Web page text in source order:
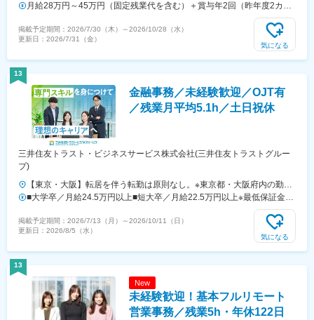
間中はオフィス出社となります【本社】東京都渋谷区神宮前6-18-5鷹羽
ビル7階◆最寄り駅：JR渋谷駅／徒歩約5分◆最寄り駅：東京メトロ千
代田線・明治神宮前／徒歩約9分◆最寄り駅：JR原宿駅／徒歩約13分
月給28万円～45万円（固定残業代を含む）＋賞与年2回（昨年度2カ月
分）＋各種手当※固定残業代は、時間外労働の有無に関わらず月10時間
分を、1万8800円～3万200円支給※上記を超える時間外労働分は追加で
支給※経験・能力等を考慮のうえ、決定いたします
掲載予定期間： 2026/7/30（木） ～2026/10/28（水）
更新日： 2026/7/31（金）
気になる
13
金融事務／未経験歓迎／OJT有
／残業月平均5.1h／土日祝休
三井住友トラスト・ビジネスサービス株式会社(三井住友トラストグルー
プ)
【東京・大阪】転居を伴う転勤は原則なし。※東京都・大阪府内の勤務
地へ配属となります。※受動喫煙対策あり◇東京地区◇━━━…●芝オ
フィス／東京都港区芝3-33-1●府中オフィス／東京都府中市日鋼町1-
10●品川オフィス／東京都品川区西五反田7-10-4●丸の内オフィス／東
京都千代田区丸の内1-4-1 ●御成門オフィス／東京都港区芝公園1-1-
■大学卒／月給24.5万円以上■短大卒／月給22.5万円以上※最低保証金額
です。年齢・経験等を考慮し、当社規定に基づき決定いたします。※上
記金額は残業代は含みません。＜年収例＞年収361万円／大卒社会人経
験3年目／月給25万2000円+賞与※上記に残業手当は含みません。＜将
掲載予定期間： 2026/7/13（月） ～2026/10/11（日）
更新日： 2026/8/5（水）
気になる
13
New
未経験歓迎！基本フルリモート
営業事務／残業5h・年休122日